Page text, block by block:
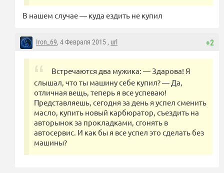
В нашем случае — куда ездить не купил
+2
Iron_69, 4 Февраля 2015 , url
Встречаются два мужика: — Здарова! Я
слышал, что ты машину себе купил? — Да,
отличная вещь, теперь я все успеваю!
Представляешь, сегодня за день я успел сменить
масло, купить новый карбюратор, съездить на
авторынок за прокладками, сгонять в
автосервис. И как бы я все успел это сделать без
машины?